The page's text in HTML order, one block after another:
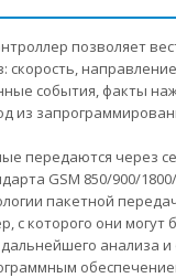
позволяет
скорость,
события, факты
из
передаются через
GSM 850/900/
пакетной
с которого они могут
анализа